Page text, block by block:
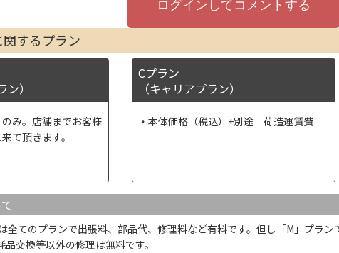
するプラン
）
み。店舗までお客様
て頂きます。
Cプラン
（キャリアプラン）
本体価格（税込）+別途 荷造運賃費
全てのプランで出張料、部品代、修理料など有料です。但し「M」プラ
交換等以外の修理は無料です。